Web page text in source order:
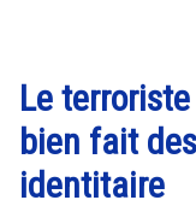
Le
bien fait
identitaire